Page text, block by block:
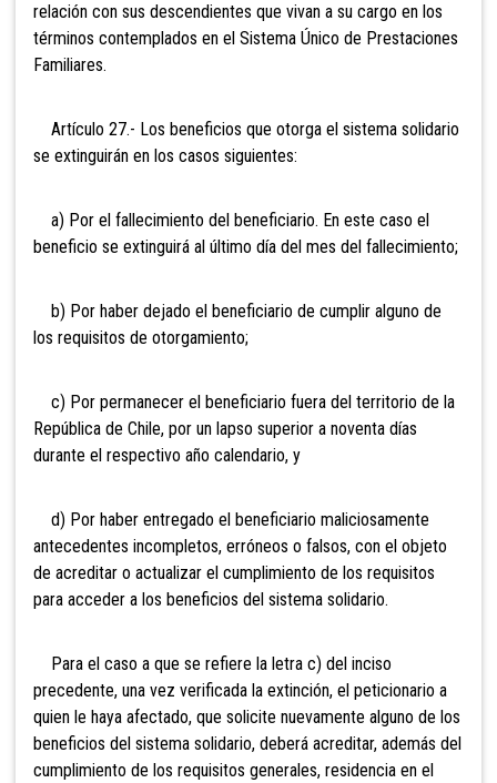
relación con sus descendientes que vivan a su cargo en los
términos contemplados en el Sistema Único de Prestaciones
Familiares.
Artículo 27.- Los beneficios que otorga el sistema solidario
se extinguirán en los casos siguientes:
a) Por el fallecimiento del beneficiario. En este caso el
beneficio se extinguirá al último día del mes del fallecimiento;
b) Por haber dejado el beneficiario de cumplir alguno de
los requisitos de otorgamiento;
c) Por permanecer el beneficiario fuera del territorio de la
República de Chile, por un lapso superior a noventa días
durante el respectivo año calendario, y
d) Por haber entregado el beneficiario maliciosamente
antecedentes incompletos, erróneos o falsos, con el objeto
de acreditar o actualizar el cumplimiento de los requisitos
para acceder a los beneficios del sistema solidario.
Para el caso a que se refiere la letra c) del inciso
precedente, una vez verificada la extinción, el peticionario a
quien le haya afectado, que solicite nuevamente alguno de los
beneficios del sistema solidario, deberá acreditar, además del
cumplimiento de los requisitos generales, residencia en el